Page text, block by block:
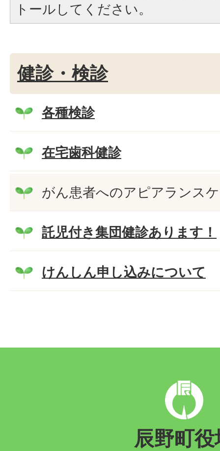
トールしてください。
健診・検診
各種検診
在宅歯科健診
がん患者へのアピアランス
託児付き集団健診あります！
けんしん申し込みについて
辰
野
町
章
辰野町役